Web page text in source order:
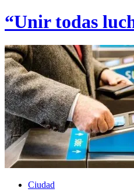
“Unir todas
Ciudad